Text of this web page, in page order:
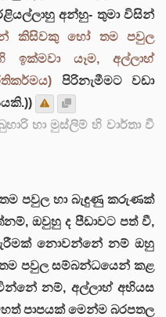
අන්හු- තුමා විසින්
කිසිවකු හෝ තම පවුල
ඉක්මවා යෑම, අල්ලාහ්
පිරිනැමීමට වඩා
හා මුස්ලිම් හි වාර්තා වී
පවුල හා බැඳුණු කරුණක්
ඔවුහු ද පීඩාවට පත් වී,
නොවන්නේ නම් ඔහු
තම පවුල සම්බන්ධයෙන් කළ
නම්, අල්ලාහ් අභියස
පාපයක් මෙන්ම බරපතල